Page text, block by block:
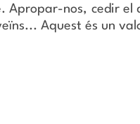
Apropar-nos, cedir
Aquest és un